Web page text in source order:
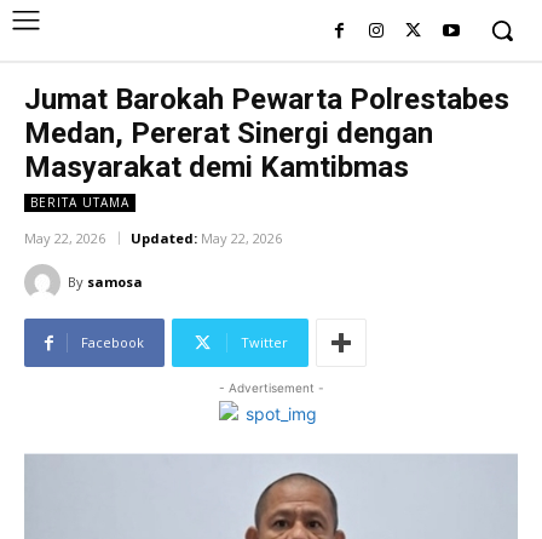
Jumat Barokah Pewarta Polrestabes
Medan, Pererat Sinergi dengan
Masyarakat demi Kamtibmas
BERITA UTAMA
May 22, 2026 Updated: May 22, 2026
By samosa
Facebook Twitter
- Advertisement -